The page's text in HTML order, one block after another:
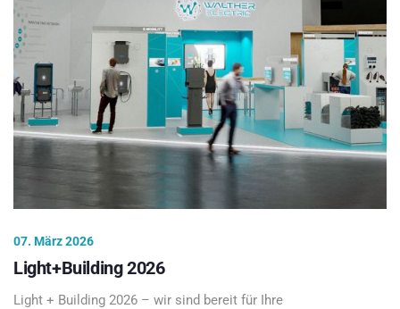
07. März 2026
Light+Building 2026
Light + Building 2026 – wir sind bereit für Ihre